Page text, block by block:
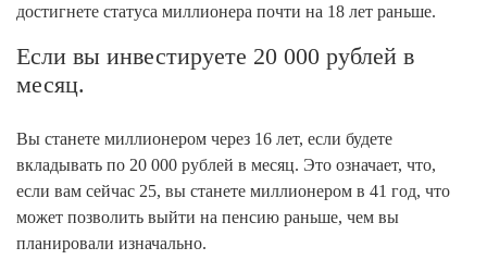
достигнете статуса миллионера почти на 18 лет раньше.
Если вы инвестируете 20 000 рублей в
месяц.
Вы станете миллионером через 16 лет, если будете
вкладывать по 20 000 рублей в месяц. Это означает, что,
если вам сейчас 25, вы станете миллионером в 41 год, что
может позволить выйти на пенсию раньше, чем вы
планировали изначально.